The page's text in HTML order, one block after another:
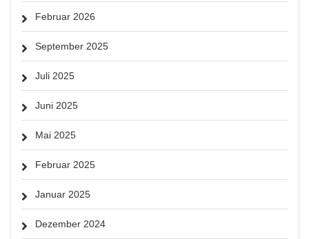
Februar 2026
September 2025
Juli 2025
Juni 2025
Mai 2025
Februar 2025
Januar 2025
Dezember 2024